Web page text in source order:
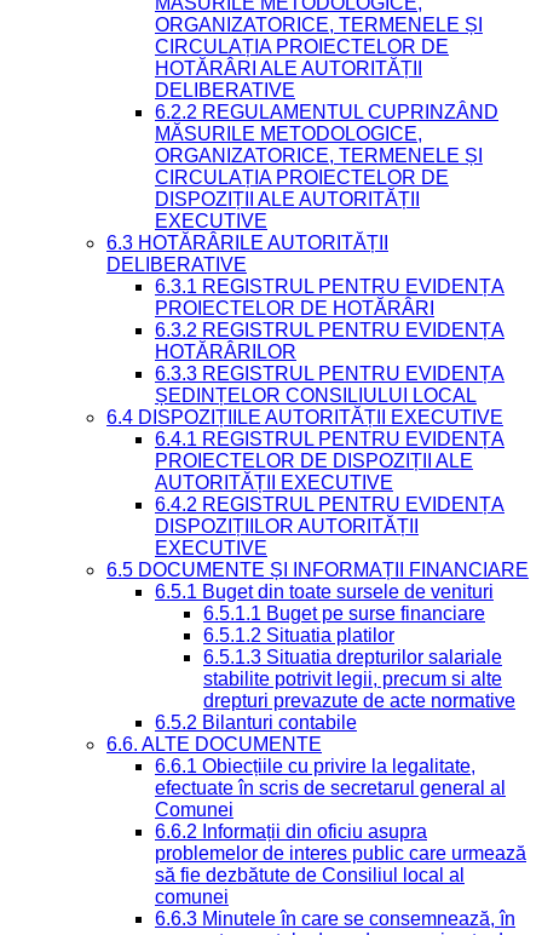
ORGANIZATORICE, TERMENELE ȘI
CIRCULAȚIA PROIECTELOR DE
HOTĂRÂRI ALE AUTORITĂȚII
DELIBERATIVE
6.2.2 REGULAMENTUL CUPRINZÂND
MĂSURILE METODOLOGICE,
ORGANIZATORICE, TERMENELE ȘI
CIRCULAȚIA PROIECTELOR DE
DISPOZIȚII ALE AUTORITĂȚII
EXECUTIVE
6.3 HOTĂRÂRILE AUTORITĂȚII
DELIBERATIVE
6.3.1 REGISTRUL PENTRU EVIDENȚA
PROIECTELOR DE HOTĂRÂRI
6.3.2 REGISTRUL PENTRU EVIDENȚA
HOTĂRÂRILOR
6.3.3 REGISTRUL PENTRU EVIDENȚA
ȘEDINȚELOR CONSILIULUI LOCAL
6.4 DISPOZIȚIILE AUTORITĂȚII EXECUTIVE
6.4.1 REGISTRUL PENTRU EVIDENȚA
PROIECTELOR DE DISPOZIȚII ALE
AUTORITĂȚII EXECUTIVE
6.4.2 REGISTRUL PENTRU EVIDENȚA
DISPOZIȚIILOR AUTORITĂȚII
EXECUTIVE
6.5 DOCUMENTE ȘI INFORMAȚII FINANCIARE
6.5.1 Buget din toate sursele de venituri
6.5.1.1 Buget pe surse financiare
6.5.1.2 Situatia platilor
6.5.1.3 Situatia drepturilor salariale
stabilite potrivit legii, precum si alte
drepturi prevazute de acte normative
6.5.2 Bilanturi contabile
6.6. ALTE DOCUMENTE
6.6.1 Obiecțiile cu privire la legalitate,
efectuate în scris de secretarul general al
Comunei
6.6.2 Informații din oficiu asupra
problemelor de interes public care urmează
să fie dezbătute de Consiliul local al
comunei
6.6.3 Minutele în care se consemnează, în